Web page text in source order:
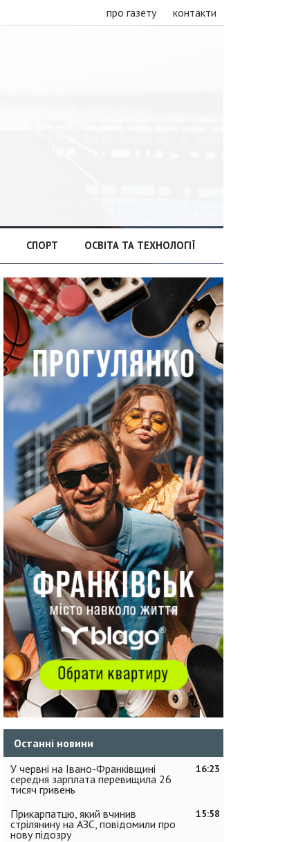
про газету контакти
СПОРТ ОСВІТА ТА ТЕХНОЛОГІЇ
Останні новини
16:23
У червні на Івано-Франківщині
середня зарплата перевищила 26
тисяч гривень
15:58
Прикарпатцю, який вчинив
стрілянину на АЗС, повідомили про
нову підозру